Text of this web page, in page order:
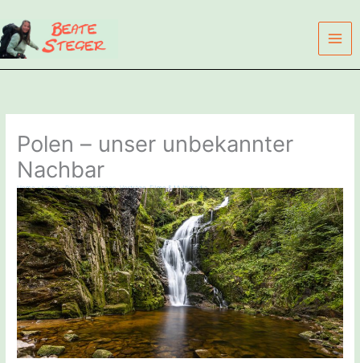
Inhalt
springen
Polen – unser unbekannter
Nachbar
Home»Linse – Reisereportagen, Vorträge, Filme & Multimedia